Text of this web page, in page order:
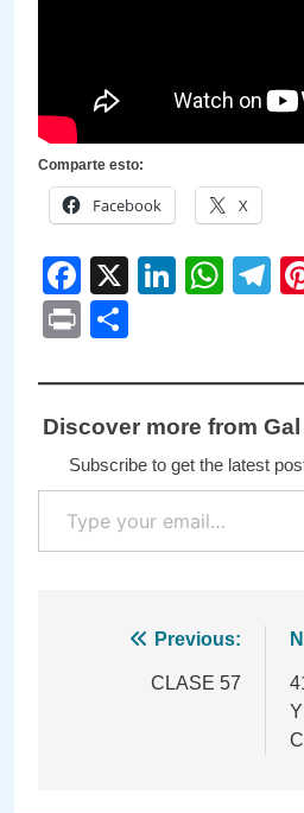
Comparte esto:
Facebook X
Facebook
X
Print
Discover more from
Subscribe to get the latest
Type your email…
Navegación
Previous:
CLASE 57